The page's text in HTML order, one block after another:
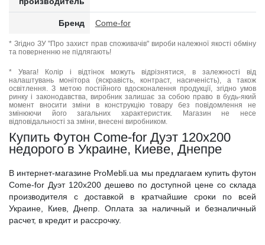
Бренд Come-for
* Згідно ЗУ "Про захист прав споживачів" вироби належної якості обміну
та поверненню не підлягають!
* Увага! Колір і відтінок можуть відрізнятися, в залежності від
налаштувань монітора (яскравість, контраст, насиченість), а також
освітлення. З метою постійного вдосконалення продукції, згідно умов
ринку і законодавства, виробник залишає за собою право в будь-який
момент вносити зміни в конструкцію товару без повідомлення не
змінюючи його загальних характеристик. Магазин не несе
відповідальності за зміни, внесені виробником.
Купить Футон Come-for Дуэт 120x200
недорого в Украине, Киеве, Днепре
В интернет-магазине ProMebli.ua мы предлагаем купить футон
Come-for Дуэт 120x200 дешево по доступной цене со склада
производителя с доставкой в кратчайшие сроки по всей
Украине, Киев, Днепр. Оплата за наличный и безналичный
расчет, в кредит и рассрочку.